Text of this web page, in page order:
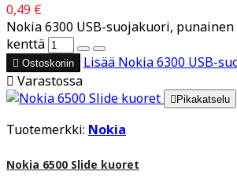
0,49 €
Nokia 6300 USB-suojakuori,
kenttä
 Ostoskoriin Lisää Nokia 6300 USB-
 Varastossa
 Pikakatselu
Tuotemerkki: Nokia
Nokia 6500 Slide kuoret